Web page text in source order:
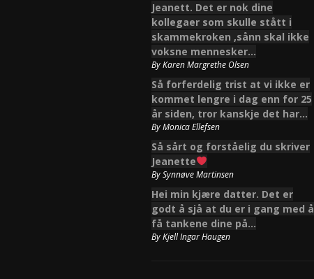
Jeanett. Det er nok dine
kollegaer som skulle stått i
skammekroken ,sånn skal ikke
voksne mennesker…
ByKaren Margrethe Olsen
Så forferdelig trist at vi ikke er
kommet lengre i dag enn for 25
år siden, tror kanskje det har…
ByMonica Ellefsen
Så sårt og forståelig du skriver
Jeanette
BySynnøve Martinsen
Hei min kjære datter. Det er
godt å sjå at du er i gang med å
få tankene dine på…
ByKjell Ingar Haugen